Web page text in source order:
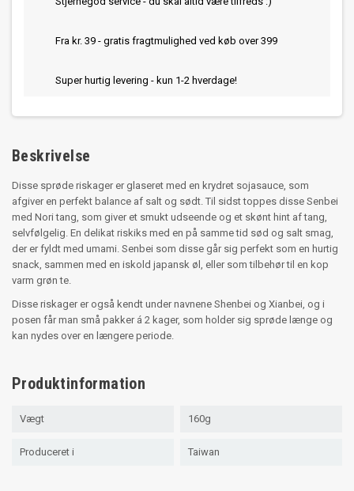
Fra kr. 39 - gratis fragtmulighed ved køb over 399
Super hurtig levering - kun 1-2 hverdage!
Beskrivelse
Disse sprøde riskager er glaseret med en krydret sojasauce, som
afgiver en perfekt balance af salt og sødt. Til sidst toppes disse Senbei
med Nori tang, som giver et smukt udseende og et skønt hint af tang,
selvfølgelig. En delikat riskiks med en på samme tid sød og salt smag,
der er fyldt med umami. Senbei som disse går sig perfekt som en hurtig
snack, sammen med en iskold japansk øl, eller som tilbehør til en kop
varm grøn te.
Disse riskager er også kendt under navnene Shenbei og Xianbei, og i
posen får man små pakker á 2 kager, som holder sig sprøde længe og
kan nydes over en længere periode.
Produktinformation
Vægt 160g
Produceret i Taiwan